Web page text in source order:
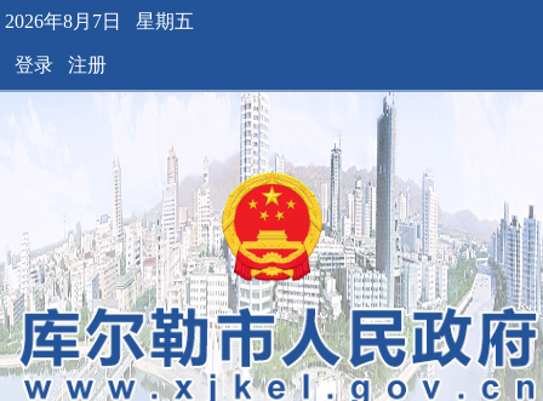
2026年8月7日 星期五
登录 注册